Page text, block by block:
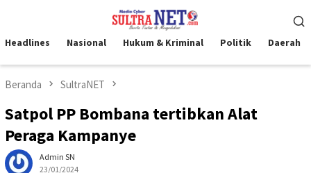
kontenMobile
Headlines Nasional Hukum & Kriminal Politik Daerah
Beranda SultraNET
Satpol PP Bombana tertibkan Alat
Peraga Kampanye
Admin SN
23/01/2024